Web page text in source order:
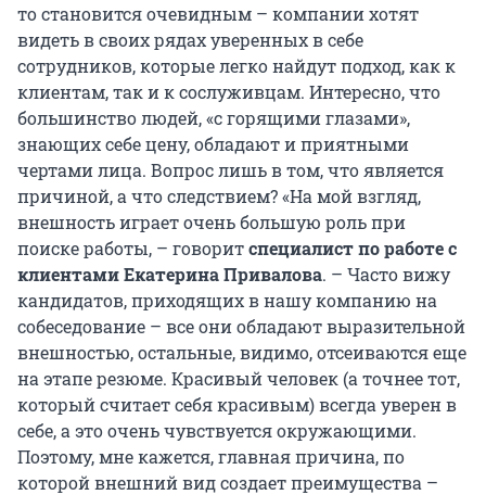
то становится очевидным – компании хотят
видеть в своих рядах уверенных в себе
сотрудников, которые легко найдут подход, как к
клиентам, так и к сослуживцам. Интересно, что
большинство людей, «с горящими глазами»,
знающих себе цену, обладают и приятными
чертами лица. Вопрос лишь в том, что является
причиной, а что следствием? «На мой взгляд,
внешность играет очень большую роль при
поиске работы, – говоритспециалист по работе с
клиентами Екатерина Привалова. – Часто вижу
кандидатов, приходящих в нашу компанию на
собеседование – все они обладают выразительной
внешностью, остальные, видимо, отсеиваются еще
на этапе резюме. Красивый человек (а точнее тот,
который считает себя красивым) всегда уверен в
себе, а это очень чувствуется окружающими.
Поэтому, мне кажется, главная причина, по
которой внешний вид создает преимущества –